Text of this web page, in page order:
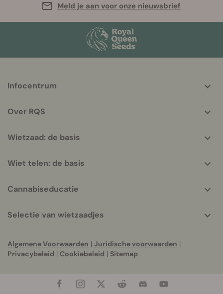
Meld je aan voor onze nieuwsbrief
helpful
Infocentrum
Over RQS
Wietzaad: de basis
Wiet telen: de basis
Cannabiseducatie
Selectie van wietzaadjes
Algemene Voorwaarden | Juridische voorwaarden |
Privacybeleid | Cookiebeleid | Sitemap